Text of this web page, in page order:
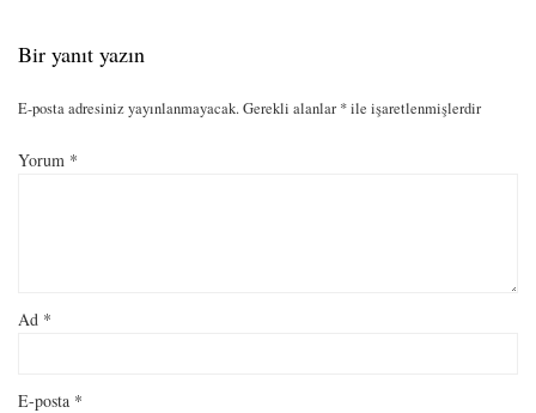
Bir yanıt yazın
E-posta adresiniz yayınlanmayacak.Gerekli alanlar *ile işaretlenmişlerdir
Yorum *
Ad *
E-posta *